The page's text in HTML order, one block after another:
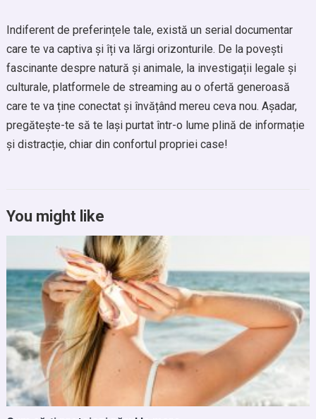
Indiferent de preferințele tale, există un serial documentar
care te va captiva și îți va lărgi orizonturile. De la povești
fascinante despre natură și animale, la investigații legale și
culturale, platformele de streaming au o ofertă generoasă
care te va ține conectat și învățând mereu ceva nou. Așadar,
pregătește-te să te lași purtat într-o lume plină de informație
și distracție, chiar din confortul propriei case!
You might like